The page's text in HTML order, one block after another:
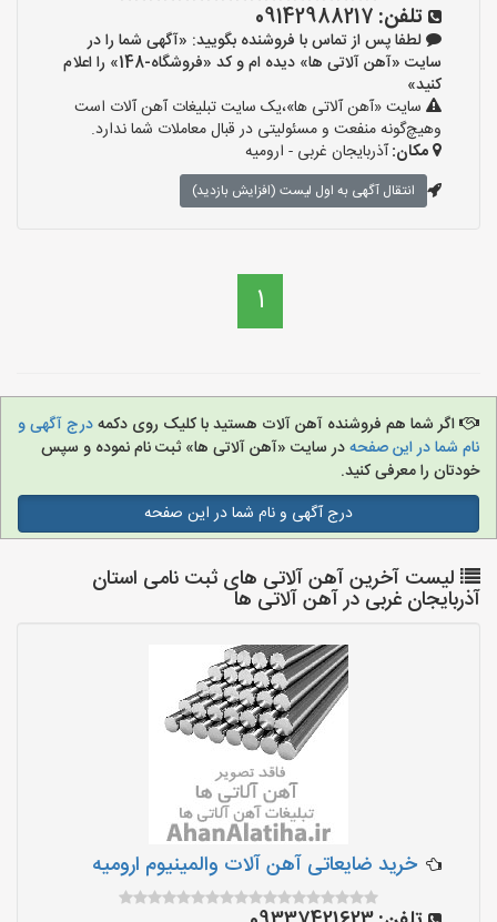
تلفن: 09142988217
لطفا پس از تماس با فروشنده بگویید: «آگهی شما را در
سایت «آهن آلاتی ها» دیده ام و کد «فروشگاه-148» را اعلام
کنید»
سایت «آهن آلاتی ها»،یک سایت تبلیغات آهن آلات است
وهیچ‌گونه منفعت و مسئولیتی در قبال معاملات شما ندارد.
مکان:آذربایجان غربی - ارومیه
انتقال آگهی به اول لیست (افزایش بازدید)
1
اگر شما هم فروشنده آهن آلات هستید با کلیک روی دکمهدرج آگهی و
نام شما در این صفحهدر سایت «آهن آلاتی ها» ثبت نام نموده و سپس
خودتان را معرفی کنید.
درج آگهی و نام شما در این صفحه
لیست آخرین آهن آلاتی های ثبت نامی استان
آذربایجان غربی در آهن آلاتی ها
خرید ضایعاتی آهن آلات والمینیوم ارومیه